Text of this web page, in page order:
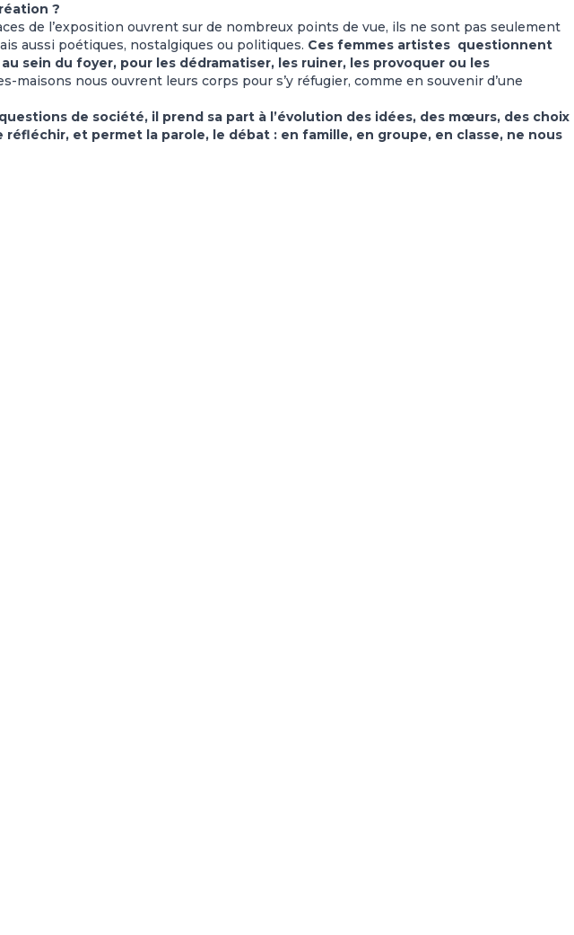
?
de l’exposition ouvrent sur de nombreux points de vue, ils ne sont pas seulement
aussi poétiques, nostalgiques ou politiques. Ces femmes artistes questionnent
sein du foyer, pour les dédramatiser, les ruiner, les provoquer ou les
maisons nous ouvrent leurs corps pour s’y réfugier, comme en souvenir d’une
questions de société, il prend sa part à l’évolution des idées, des mœurs, des choix
réfléchir, et permet la parole, le débat : en famille, en groupe, en classe, ne nous